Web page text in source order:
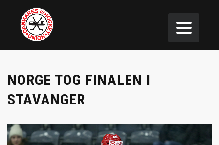
NORGE TOG FINALEN I
STAVANGER